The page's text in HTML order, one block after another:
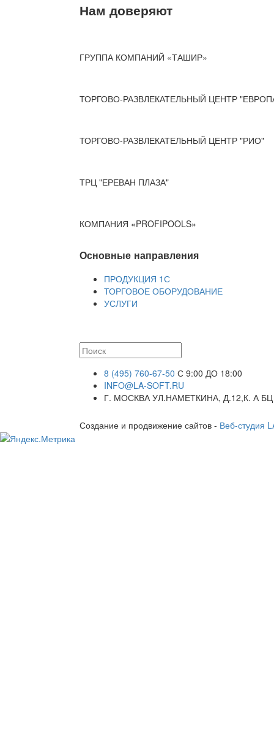
Нам доверяют
ГРУППА КОМПАНИЙ «ТАШИР»
ТОРГОВО-РАЗВЛЕКАТЕЛЬНЫЙ ЦЕНТР
ТОРГОВО-РАЗВЛЕКАТЕЛЬНЫЙ ЦЕНТР "РИО"
ТРЦ "ЕРЕВАН ПЛАЗА"
КОМПАНИЯ «PROFIPOOLS»
Основные направления
ПРОДУКЦИЯ 1С
ТОРГОВОЕ ОБОРУДОВАНИЕ
УСЛУГИ
8 (495) 760-67-50 С 9:00 ДО 18:00
INFO@LA-SOFT.RU
Г. МОСКВА УЛ.НАМЕТКИНА, Д.12,К. А
Создание и продвижение сайтов - Веб-студия